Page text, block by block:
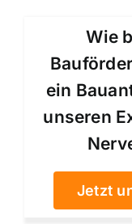
Wie
ein
unseren
Jetzt